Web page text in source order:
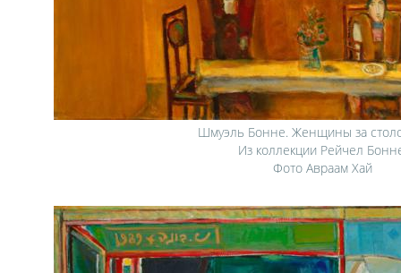
Шмуэль Бонне. Женщины за
Из коллекции Рейчел
Фото Авраам Хай